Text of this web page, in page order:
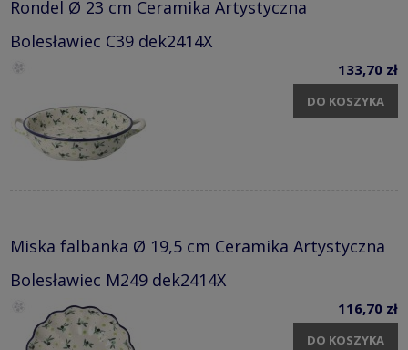
Rondel Ø 23 cm Ceramika Artystyczna
Bolesławiec C39 dek2414X
133,70 zł
DO KOSZYKA
Miska falbanka Ø 19,5 cm Ceramika Artystyczna
Bolesławiec M249 dek2414X
116,70 zł
DO KOSZYKA